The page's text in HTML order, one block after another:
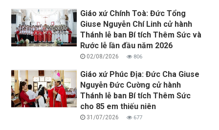
Giáo xứ Chính Toà: Đức Tổng
Giuse Nguyễn Chí Linh cử hành
Thánh lễ ban Bí tích Thêm Sức và
Rước lễ lần đầu năm 2026
02/08/2026 806
Giáo xứ Phúc Địa: Đức Cha Giuse
Nguyễn Đức Cường cử hành
Thánh lễ ban Bí tích Thêm Sức
cho 85 em thiếu niên
31/07/2026 677